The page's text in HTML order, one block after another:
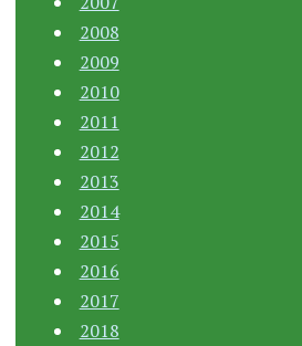
2008
2009
2010
2011
2012
2013
2014
2015
2016
2017
2018